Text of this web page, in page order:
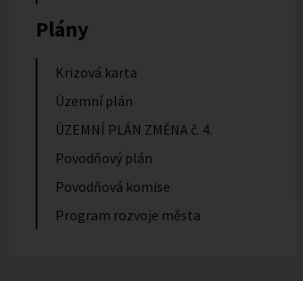
Plány
Krizová karta
Územní plán
ÚZEMNÍ PLÁN ZMĚNA č. 4.
Povodňový plán
Povodňová komise
Program rozvoje města